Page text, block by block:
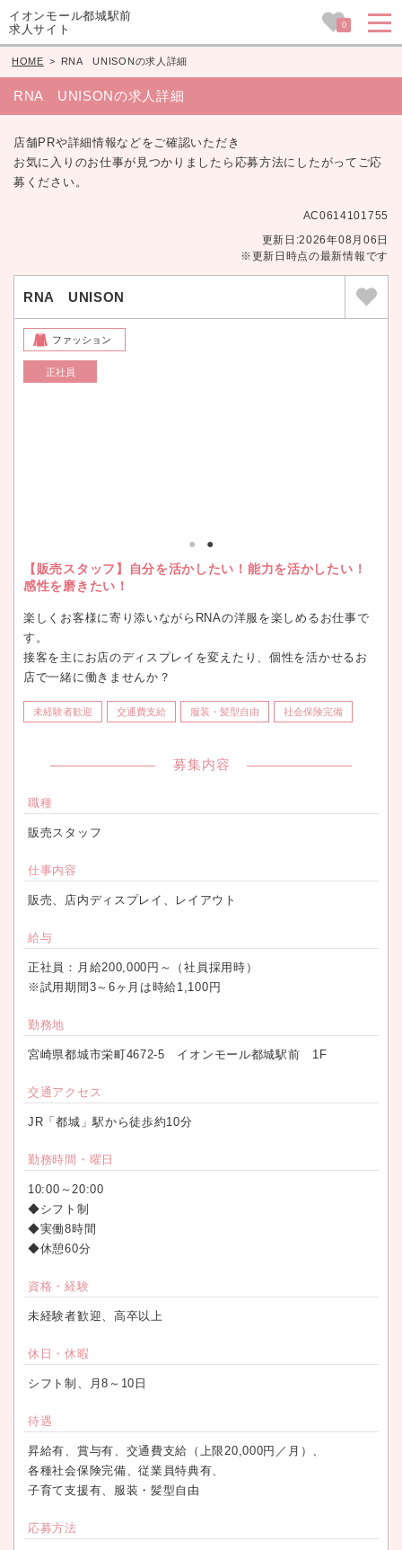
イオンモール都城駅前
求人サイト
0
HOME > RNA UNISONの求人詳細
RNA UNISONの求人詳細
店舗PRや詳細情報などをご確認いただき
お気に入りのお仕事が見つかりましたら応募方法にしたがってご応
募ください。
AC0614101755
更新日:2026年08月06日
※更新日時点の最新情報です
RNA UNISON
ファッション
正社員
【販売スタッフ】自分を活かしたい！能力を活かしたい！
感性を磨きたい！
楽しくお客様に寄り添いながらRNAの洋服を楽しめるお仕事で
す。
接客を主にお店のディスプレイを変えたり、個性を活かせるお
店で一緒に働きませんか？
未経験者歓迎 交通費支給 服装・髪型自由 社会保険完備
募集内容
職種
販売スタッフ
仕事内容
販売、店内ディスプレイ、レイアウト
給与
正社員：月給200,000円～（社員採用時）
※試用期間3～6ヶ月は時給1,100円
勤務地
宮崎県都城市栄町4672-5 イオンモール都城駅前 1F
交通アクセス
JR「都城」駅から徒歩約10分
勤務時間・曜日
10:00～20:00
◆シフト制
◆実働8時間
◆休憩60分
資格・経験
未経験者歓迎、高卒以上
休日・休暇
シフト制、月8～10日
待遇
昇給有、賞与有、交通費支給（上限20,000円／月）、
各種社会保険完備、従業員特典有、
子育て支援有、服装・髪型自由
応募方法